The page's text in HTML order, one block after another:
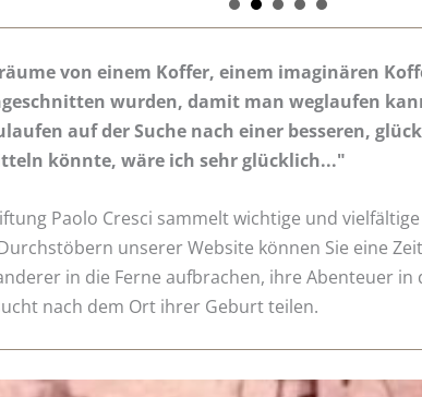
von einem Koffer, einem imaginären
wurden, damit man weglaufen
auf der Suche nach einer besseren,
könnte, wäre ich sehr glücklich..."
Paolo Cresci sammelt wichtige und
unserer Website können Sie eine
in die Ferne aufbrachen, ihre Abenteuer
nach dem Ort ihrer Geburt teilen.